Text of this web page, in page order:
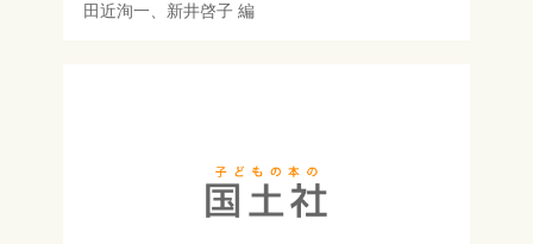
田近洵一、 新井啓子編